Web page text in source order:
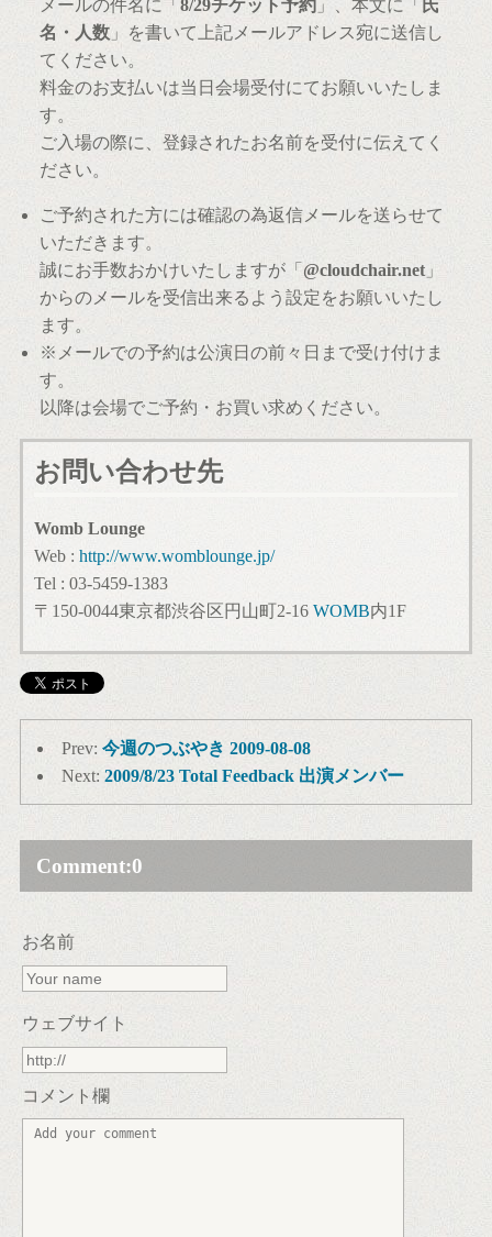
メールの件名に「 8/29チケット予約 」、本文に「 氏
名・人数 」を書いて上記メールアドレス宛に送信し
てください。
料金のお支払いは当日会場受付にてお願いいたしま
す。
ご入場の際に、登録されたお名前を受付に伝えてく
ださい。
ご予約された方には確認の為返信メールを送らせて
いただきます。
誠にお手数おかけいたしますが「 @cloudchair.net 」
からのメールを受信出来るよう設定をお願いいたし
ます。
※メールでの予約は公演日の前々日まで受け付けま
す。
以降は会場でご予約・お買い求めください。
お問い合わせ先
Womb Lounge
Web : http://www.womblounge.jp/
Tel : 03-5459-1383
〒150-0044東京都渋谷区円山町2-16 WOMB内1F
Prev: 今週のつぶやき 2009-08-08
Next: 2009/8/23 Total Feedback 出演メンバー
Comment:0
お名前
ウェブサイト
コメント欄